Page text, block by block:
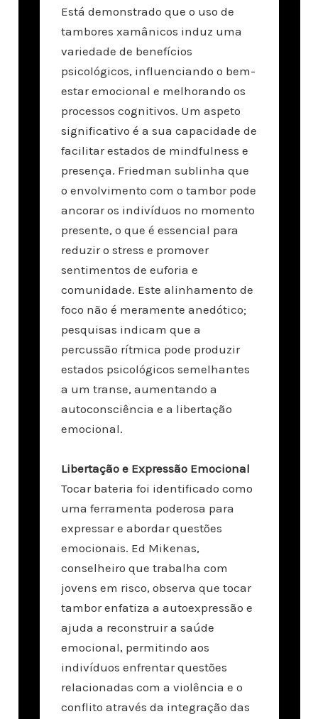
Está demonstrado que o uso de
tambores xamânicos induz uma
variedade de benefícios
psicológicos, influenciando o bem-
estar emocional e melhorando os
processos cognitivos. Um aspeto
significativo é a sua capacidade de
facilitar estados de mindfulness e
presença. Friedman sublinha que
o envolvimento com o tambor pode
ancorar os indivíduos no momento
presente, o que é essencial para
reduzir o stress e promover
sentimentos de euforia e
comunidade. Este alinhamento de
foco não é meramente anedótico;
pesquisas indicam que a
percussão rítmica pode produzir
estados psicológicos semelhantes
a um transe, aumentando a
autoconsciência e a libertação
emocional.
Libertação e Expressão Emocional
Tocar bateria foi identificado como
uma ferramenta poderosa para
expressar e abordar questões
emocionais. Ed Mikenas,
conselheiro que trabalha com
jovens em risco, observa que tocar
tambor enfatiza a autoexpressão e
ajuda a reconstruir a saúde
emocional, permitindo aos
indivíduos enfrentar questões
relacionadas com a violência e o
conflito através da integração das